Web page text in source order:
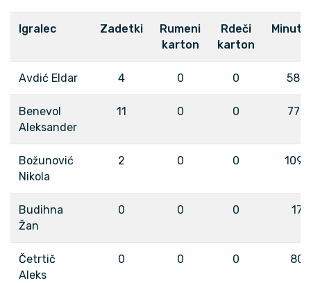
Igralec Zadetki
Rumeni
karton
Rdeči
karton
Avdić Eldar 4 0 0 588
Benevol
Aleksander
11 0 0 772
Božunović
Nikola
2 0 0 1095
Budihna
Žan
0 0 0 17
Četrtič
Aleks
0 0 0 80